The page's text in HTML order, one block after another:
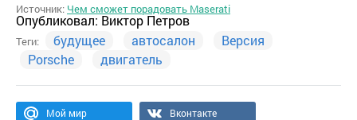
Источник: Чем сможет порадовать Maserati
Опубликовал:Виктор Петров
Теги: будущее автосалон
Версия
Porsche
двигатель
Мой мир
Вконтакте